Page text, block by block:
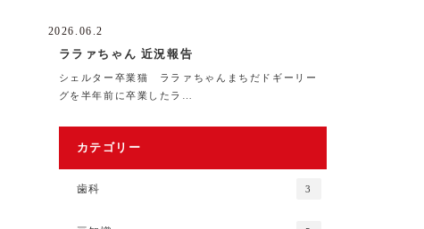
2026.06.2
ララァちゃん 近況報告
シェルター卒業猫 ララァちゃんまちだドギーリー
グを半年前に卒業したラ…
カテゴリー
歯科 3